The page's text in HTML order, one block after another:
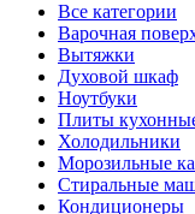
Все категории
Варочная
Вытяжки
Духовой шкаф
Ноутбуки
Плиты
Холодильники
Морозильные
Стиральные
Кондиционеры